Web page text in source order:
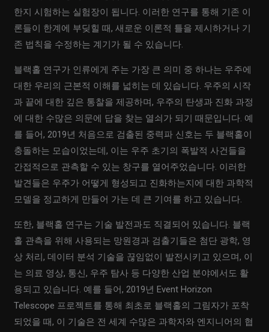
한지 시험하는 실험장이 됩니다. 이러한 연구를 통해 기존 이
론들이 한계에 부딪힐 때, 새로운 이론적 틀을 제시하거나 기
존 법칙을 수정하는 계기가 될 수 있습니다.
블랙홀 연구가 인류에게 주는 가장 큰 의미 중 하나는 우주에
대한 우리의 근본적 이해를 넓히는 데 있습니다. 우주의 시작
과 끝에 대한 깊은 통찰을 제공하며, 우주의 탄생과 진화 과정
에 대한 수많은 의문에 답을 찾는 열쇠가 되기 때문입니다. 예
를 들어, 2019년 처음으로 검출된 중력파 신호는 두 블랙홀이
충돌하는 모습이었는데, 이는 우주 초기의 폭발적 사건들을
간접적으로 관측할 수 있는 창구를 열어주었습니다. 이러한
발견들은 우주가 어떻게 형성되고 진화하는지에 대한 과학적
모델을 정교하게 만들어 가는 데 큰 기여를 하고 있습니다.
또한, 블랙홀 연구는 기술 발전과도 직결되어 있습니다. 블랙
홀 관측을 위해 사용되는 망원경과 검출기들은 첨단 광학, 영
상 처리, 데이터 분석 기술을 끊임없이 발전시키고 있으며, 이
는 의료 영상, 통신, 우주 탐사 등 다양한 산업 분야에서도 활
용되고 있습니다. 예를 들어, 2019년 Event Horizon
Telescope 프로젝트를 통해 최초로 블랙홀의 그림자가 포착
되었을 때, 이 기술은 전 세계 수많은 과학자와 엔지니어의 협